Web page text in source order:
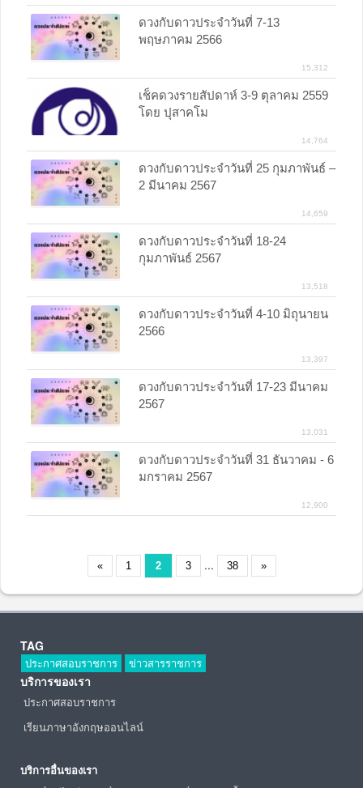
ดวงกับดาวประจำวันที่ 7-13
พฤษภาคม 2566
15,312
เช็คดวงรายสัปดาห์ 3-9 ตุลาคม 2559
โดย ปุสาคโม
14,764
ดวงกับดาวประจำวันที่ 25 กุมภาพันธ์ –
2 มีนาคม 2567
14,659
ดวงกับดาวประจำวันที่ 18-24
กุมภาพันธ์ 2567
13,518
ดวงกับดาวประจำวันที่ 4-10 มิถุนายน
2566
13,397
ดวงกับดาวประจำวันที่ 17-23 มีนาคม
2567
13,031
ดวงกับดาวประจำวันที่ 31 ธันวาคม - 6
มกราคม 2567
12,900
« 1 2 3 ... 38 »
TAG
ประกาศสอบราชการ ข่าวสารราชการ
บริการของเรา
ประกาศสอบราชการ
เรียนภาษาอังกฤษออนไลน์
บริการอื่นของเรา